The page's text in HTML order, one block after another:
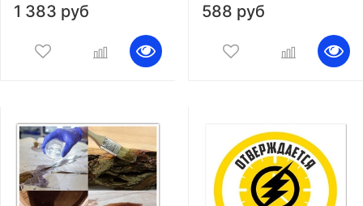
1 383 руб 588 руб